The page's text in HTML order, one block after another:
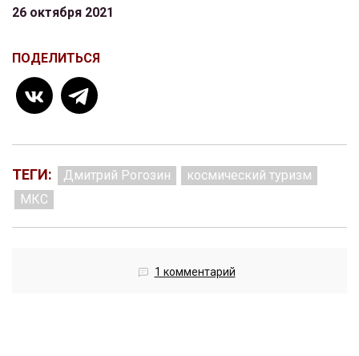
26 октября 2021
ПОДЕЛИТЬСЯ
ТЕГИ: Дмитрий Рогозин
космический туризм
МКС
1 комментарий